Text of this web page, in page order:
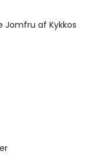
Jomfru af Kykkos